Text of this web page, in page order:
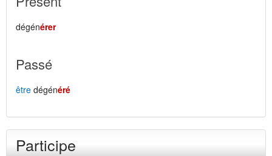
dégénérer
Passé
être dégénéré
Participe